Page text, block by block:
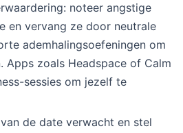
noteer angstige
en vervang ze door neutrale
ademhalingsoefeningen om
Apps zoals Headspace of Calm
sessies om jezelf te
de date verwacht en stel